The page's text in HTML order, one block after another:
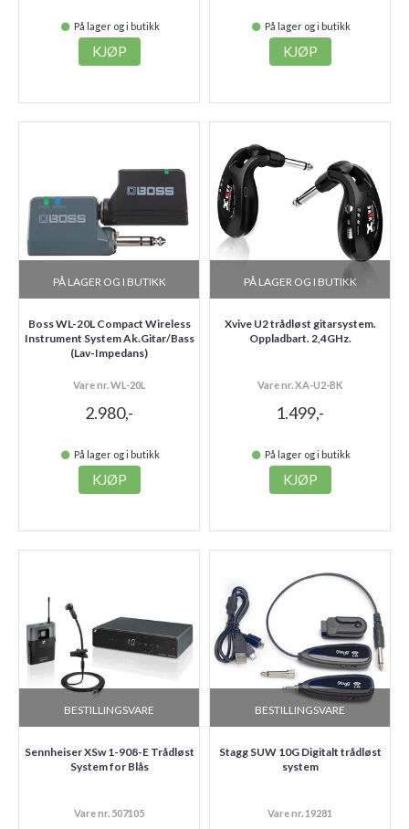
På lager og i butikk
KJØP
På lager og i butikk
KJØP
PÅ LAGER OG I BUTIKK
Boss WL-20L Compact Wireless
Instrument System Ak.Gitar/Bass
(Lav-Impedans)
Vare nr. WL-20L
2.980,-
På lager og i butikk
KJØP
PÅ LAGER OG I BUTIKK
Xvive U2 trådløst gitarsystem.
Oppladbart. 2,4GHz.
Vare nr. XA-U2-BK
1.499,-
På lager og i butikk
KJØP
BESTILLINGSVARE
Sennheiser XSw 1-908-E Trådløst
System for Blås
Vare nr. 507105
BESTILLINGSVARE
Stagg SUW 10G Digitalt trådløst
system
Vare nr. 19281